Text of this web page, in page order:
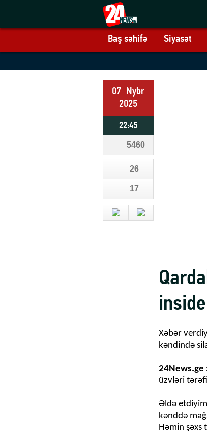
Baş səhifə Siyasət
07 Nybr
2025
22:45
26
17
5460
Xəbər
kəndində
24News.ge
üzvləri
Əldə
kənddə
Həmin şəxs